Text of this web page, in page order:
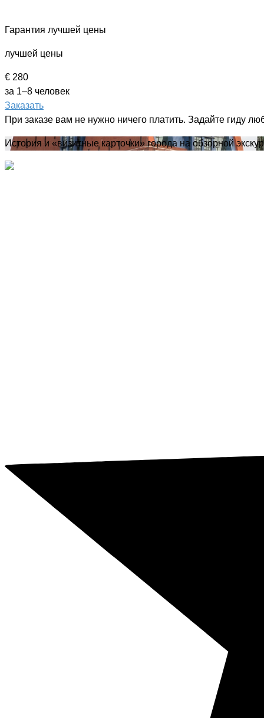
Гарантия лучшей цены
лучшей цены
€ 280
за 1–8 человек
Заказать
При заказе вам не нужно ничего платить. Задайте гиду
История и «визитные карточки» города на обзорной